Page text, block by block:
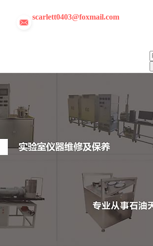
scarlett0403@foxmail.com